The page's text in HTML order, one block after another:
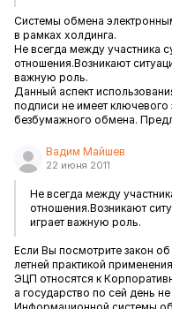
Системы обмена
в рамках холдинга.
Не всегда между участника
отношения.Возникают
важную роль.
Данный аспект
подписи не имеет ключевого
безбумажного обмена.
Вадим Майшев
22 июня 2011
Не всегда между
отношения.Возникают
играет важную роль.
Если Вы посмотрите закон
летней практикой
ЭЦП относятся к
а государство по сей день